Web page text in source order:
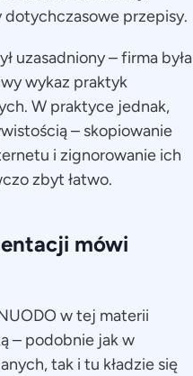
dotychczasowe przepisy.
uzasadniony – firma była
wykaz praktyk
W praktyce jednak,
– skopiowanie
i zignorowanie ich
zbyt łatwo.
mówi
w tej materii
– podobnie jak w
tak i tu kładzie się